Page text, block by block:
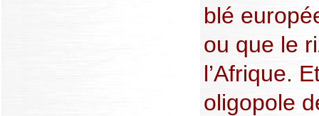
blé
ou que le
l’Afrique.
oligopole